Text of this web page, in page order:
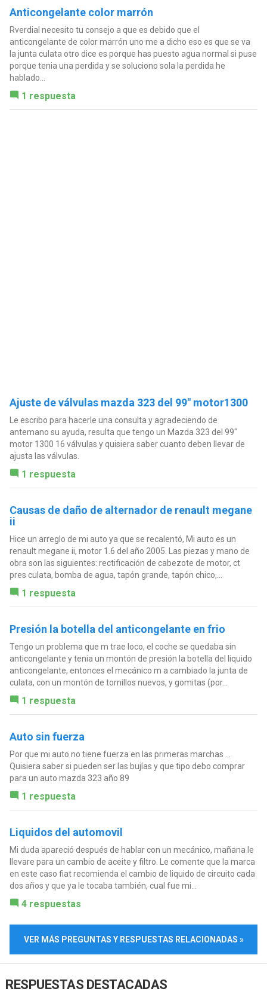
Anticongelante color marrón
Rverdial necesito tu consejo a que es debido que el
anticongelante de color marrón uno me a dicho eso es que se va
la junta culata otro dice es porque has puesto agua normal si puse
porque tenia una perdida y se soluciono sola la perdida he
hablado...
1 respuesta
Ajuste de válvulas mazda 323 del 99" motor1300
Le escribo para hacerle una consulta y agradeciendo de
antemano su ayuda, resulta que tengo un Mazda 323 del 99"
motor 1300 16 válvulas y quisiera saber cuanto deben llevar de
ajusta las válvulas.
1 respuesta
Causas de daño de alternador de renault megane
ii
Hice un arreglo de mi auto ya que se recalentó, Mi auto es un
renault megane ii, motor 1.6 del año 2005. Las piezas y mano de
obra son las siguientes: rectificación de cabezote de motor, ct
pres culata, bomba de agua, tapón grande, tapón chico,...
1 respuesta
Presión la botella del anticongelante en frio
Tengo un problema que m trae loco, el coche se quedaba sin
anticongelante y tenia un montón de presión la botella del liquido
anticongelante, entonces el mecánico m a cambiado la junta de
culata, con un montón de tornillos nuevos, y gomitas (por...
1 respuesta
Auto sin fuerza
Por que mi auto no tiene fuerza en las primeras marchas ...
Quisiera saber si pueden ser las bujías y que tipo debo comprar
para un auto mazda 323 año 89
1 respuesta
Liquidos del automovil
Mi duda apareció después de hablar con un mecánico, mañana le
llevare para un cambio de aceite y filtro. Le comente que la marca
en este caso fiat recomienda el cambio de liquido de circuito cada
dos años y que ya le tocaba también, cual fue mi...
4 respuestas
VER MÁS PREGUNTAS Y RESPUESTAS RELACIONADAS »
RESPUESTAS DESTACADAS